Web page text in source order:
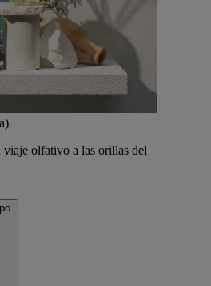
olfativo a las orillas del